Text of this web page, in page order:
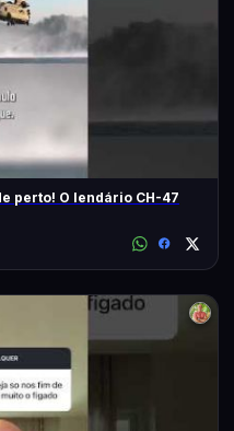
perto! O lendário CH-47